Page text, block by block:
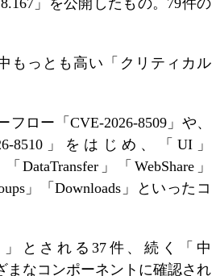
」を公開したもの。79件の
もっとも高い「クリティカル
ロー「CVE-2026-8509」や、
8510」をはじめ、「UI」
DataTransfer」「WebShare」
」「Downloads」といったコ
とされる37件、続く「中
まなコンポーネントに確認され